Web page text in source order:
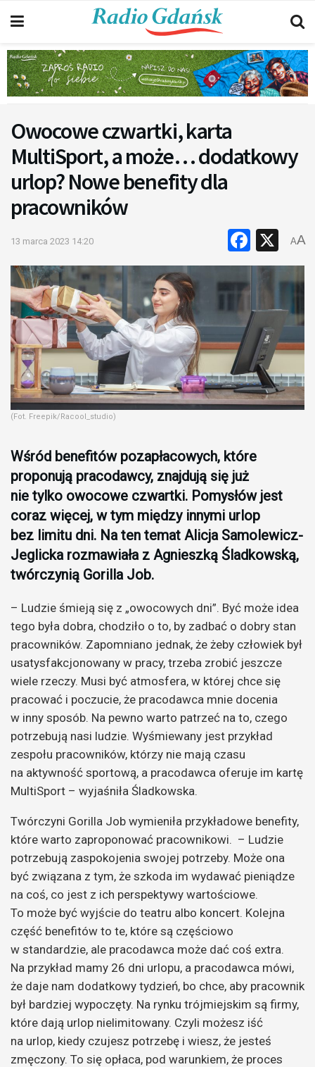
Owocowe czwartki, karta
MultiSport, a może… dodatkowy
urlop? Nowe benefity dla
pracowników
13 marca 2023 14:20 X
AA
(Fot. Freepik/Racool_studio)
Wśród benefitów pozapłacowych, które
proponują pracodawcy, znajdują się już
nie tylko owocowe czwartki. Pomysłów jest
coraz więcej, w tym między innymi urlop
bez limitu dni. Na ten temat Alicja Samolewicz-
Jeglicka rozmawiała z Agnieszką Śladkowską,
twórczynią Gorilla Job.
– Ludzie śmieją się z „owocowych dni”. Być może idea
tego była dobra, chodziło o to, by zadbać o dobry stan
pracowników. Zapomniano jednak, że żeby człowiek był
usatysfakcjonowany w pracy, trzeba zrobić jeszcze
wiele rzeczy. Musi być atmosfera, w której chce się
pracować i poczucie, że pracodawca mnie docenia
w inny sposób. Na pewno warto patrzeć na to, czego
potrzebują nasi ludzie. Wyśmiewany jest przykład
zespołu pracowników, którzy nie mają czasu
na aktywność sportową, a pracodawca oferuje im kartę
MultiSport – wyjaśniła Śladkowska.
Twórczyni Gorilla Job wymieniła przykładowe benefity,
które warto zaproponować pracownikowi. – Ludzie
potrzebują zaspokojenia swojej potrzeby. Może ona
być związana z tym, że szkoda im wydawać pieniądze
na coś, co jest z ich perspektywy wartościowe.
To może być wyjście do teatru albo koncert. Kolejna
część benefitów to te, które są częściowo
w standardzie, ale pracodawca może dać coś extra.
Na przykład mamy 26 dni urlopu, a pracodawca mówi,
że daje nam dodatkowy tydzień, bo chce, aby pracownik
był bardziej wypoczęty. Na rynku trójmiejskim są firmy,
które dają urlop nielimitowany. Czyli możesz iść
na urlop, kiedy czujesz potrzebę i wiesz, że jesteś
zmęczony. To się opłaca, pod warunkiem, że proces